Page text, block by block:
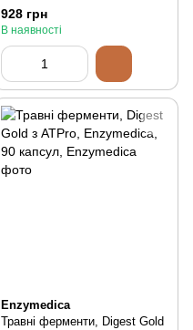
360 льодяників, 360 шт
928 грн
В наявності
Enzymedica
Травні ферменти, Digest Gold